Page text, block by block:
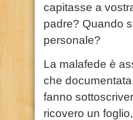
capitasse a
padre? Quando
personale?
La malafede è
che
fanno
ricovero un